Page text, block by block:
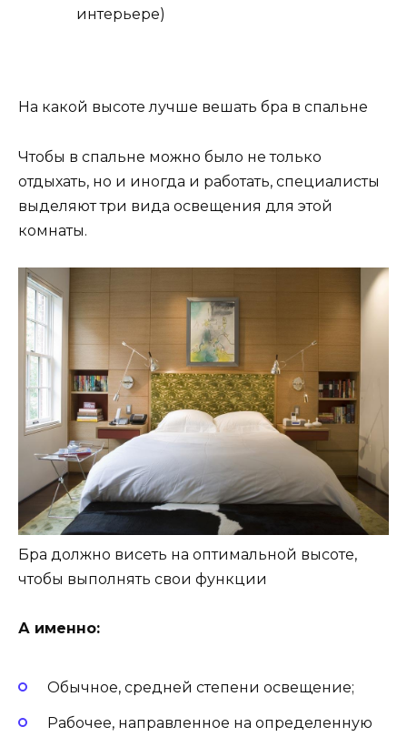
интерьере)
На какой высоте лучше вешать бра в спальне
Чтобы в спальне можно было не только
отдыхать, но и иногда и работать, специалисты
выделяют три вида освещения для этой
комнаты.
Бра должно висеть на оптимальной высоте,
чтобы выполнять свои функции
А именно:
Обычное, средней степени освещение;
Рабочее, направленное на определенную